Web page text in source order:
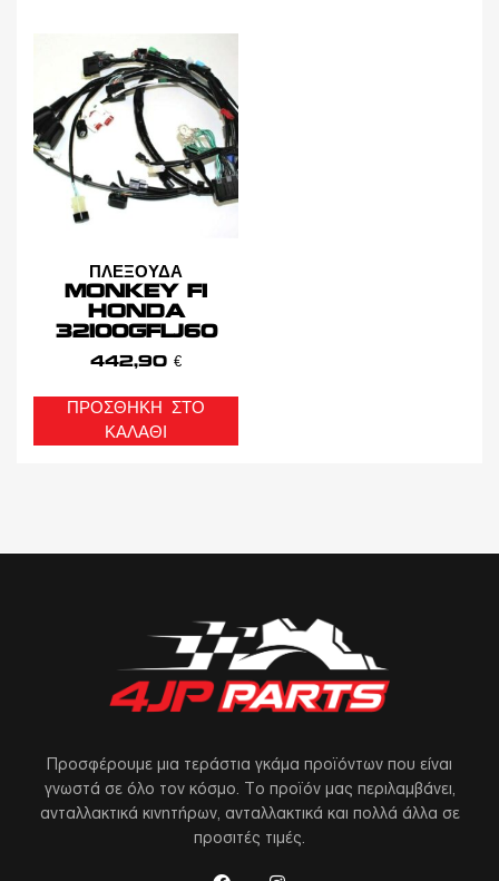
ΠΛΕΞΟΥΔΑ
MONKEY FI
HONDA
32100GFLJ60
442,90 €
ΠΡΟΣΘΉΚΗ ΣΤΟ
ΚΑΛΆΘΙ
Προσφέρουμε μια τεράστια γκάμα προϊόντων που είναι
γνωστά σε όλο τον κόσμο. Το προϊόν μας περιλαμβάνει,
ανταλλακτικά κινητήρων, ανταλλακτικά και πολλά άλλα σε
προσιτές τιμές.